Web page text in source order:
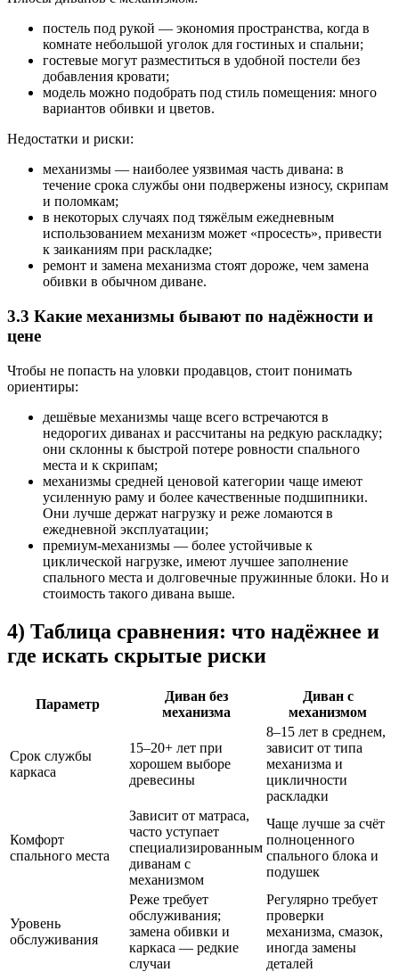
постель под рукой — экономия пространства, когда в
комнате небольшой уголок для гостиных и спальни;
гостевые могут разместиться в удобной постели без
добавления кровати;
модель можно подобрать под стиль помещения: много
вариантов обивки и цветов.
Недостатки и риски:
механизмы — наиболее уязвимая часть дивана: в
течение срока службы они подвержены износу, скрипам
и поломкам;
в некоторых случаях под тяжёлым ежедневным
использованием механизм может «просесть», привести
к заиканиям при раскладке;
ремонт и замена механизма стоят дороже, чем замена
обивки в обычном диване.
3.3 Какие механизмы бывают по надёжности и
цене
Чтобы не попасть на уловки продавцов, стоит понимать
ориентиры:
дешёвые механизмы чаще всего встречаются в
недорогих диванах и рассчитаны на редкую раскладку;
они склонны к быстрой потере ровности спального
места и к скрипам;
механизмы средней ценовой категории чаще имеют
усиленную раму и более качественные подшипники.
Они лучше держат нагрузку и реже ломаются в
ежедневной эксплуатации;
премиум-механизмы — более устойчивые к
циклической нагрузке, имеют лучшее заполнение
спального места и долговечные пружинные блоки. Но и
стоимость такого дивана выше.
4) Таблица сравнения: что надёжнее и
где искать скрытые риски
Параметр
Диван без
механизма
Диван с
механизмом
Срок службы
каркаса
15–20+ лет при
хорошем выборе
древесины
8–15 лет в среднем,
зависит от типа
механизма и
цикличности
раскладки
Комфорт
спального места
Зависит от матраса,
часто уступает
специализированным
диванам с
механизмом
Чаще лучше за счёт
полноценного
спального блока и
подушек
Уровень
обслуживания
Реже требует
обслуживания;
замена обивки и
каркаса — редкие
случаи
Регулярно требует
проверки
механизма, смазок,
иногда замены
деталей